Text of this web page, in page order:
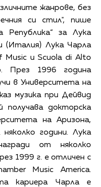
жанрове, без
си стил", пише
Република“ за Лука
(Италия) Лука Чарла
Music и Scuola di Alto
През 1996 година
в Университета на
музика при Дейвид
получава докторска
на Аризона,
години. Лука
от няколко
1999 г. е отличен с
Music America.
кариера Чарла е